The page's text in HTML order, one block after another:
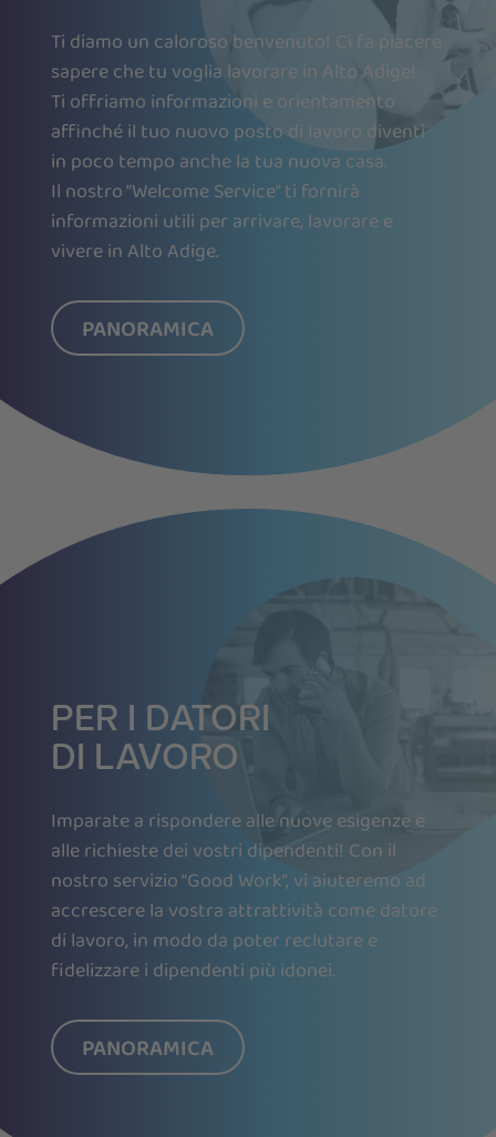
Ti diamo un caloroso benvenuto! Ci fa piacere
sapere che tu voglia lavorare in Alto Adige!
Ti offriamo informazioni e orientamento
affinché il tuo nuovo posto di lavoro diventi
in poco tempo anche la tua nuova casa.
Il nostro “Welcome Service” ti fornirà
informazioni utili per arrivare, lavorare e
vivere in Alto Adige.
PANORAMICA
PER I DATORI
DI LAVORO
Imparate a rispondere alle nuove esigenze e
alle richieste dei vostri dipendenti! Con il
nostro servizio “Good Work”, vi aiuteremo ad
accrescere la vostra attrattività come datore
di lavoro, in modo da poter reclutare e
fidelizzare i dipendenti più idonei.
PANORAMICA